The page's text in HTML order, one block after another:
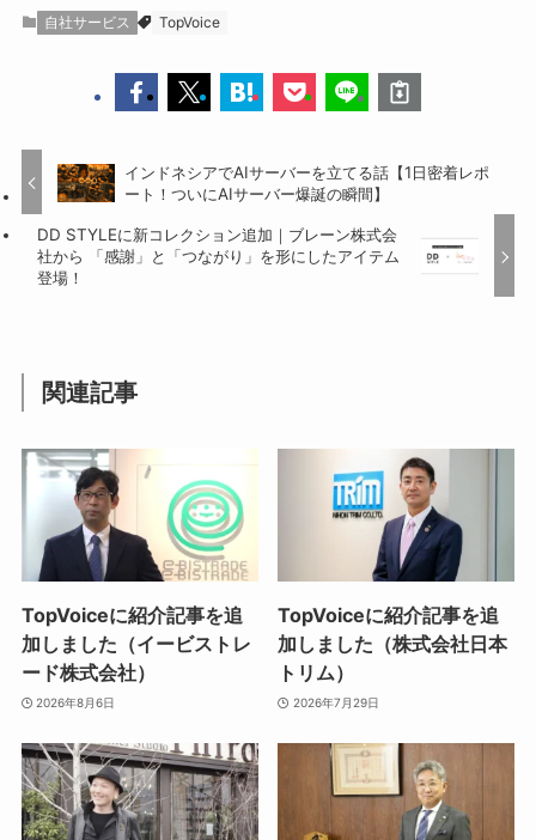
自社サービス TopVoice
インドネシアでAIサーバーを立てる話【1日密着レポ
ート！ついにAIサーバー爆誕の瞬間】
DD STYLEに新コレクション追加｜ブレーン株式会
社から 「感謝」と「つながり」を形にしたアイテム
登場！
関連記事
TopVoiceに紹介記事を追
加しました（イービストレ
ード株式会社）
2026年8月6日
TopVoiceに紹介記事を追
加しました（株式会社日本
トリム）
2026年7月29日